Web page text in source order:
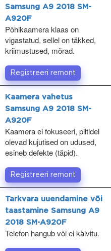
Samsung A9 2018 SM-
A920F
Põhikaamera klaas on
vigastatud, sellel on täkked,
kriimustused, mõrad.
Registreeri remont
Kaamera vahetus
Samsung A9 2018 SM-
A920F
Kaamera ei fokuseeri, piltidel
olevad kujutised on udused,
esineb defekte (täpid).
Registreeri remont
Tarkvara uuendamine või
taastamine Samsung A9
2018 SM-A920F
Telefon hangub või ei käivitu.